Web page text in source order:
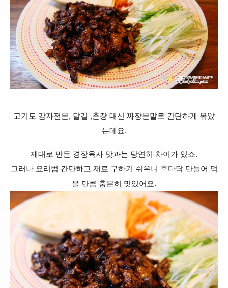
고기도 감자전분, 달걀 ,춘장 대신 짜장분말로 간단하게 볶았
는데요.
제대로 만든 경장육사 맛과는 당연히 차이가 있죠.
그러나 요리법 간단하고 재료 구하기 쉬우니 후다닥 만들어 먹
을 만큼 충분히 맛있어요.